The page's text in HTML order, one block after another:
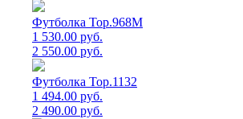
Футболка Top.968M
1 530.00 руб.
2 550.00 руб.
Футболка Top.1132
1 494.00 руб.
2 490.00 руб.